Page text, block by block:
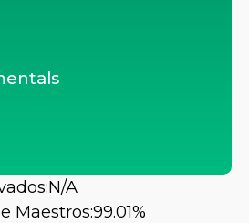
N/A
Maestros:99.01%